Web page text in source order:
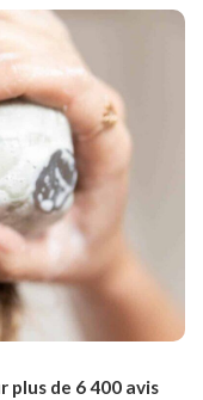
plus de 6 400 avis